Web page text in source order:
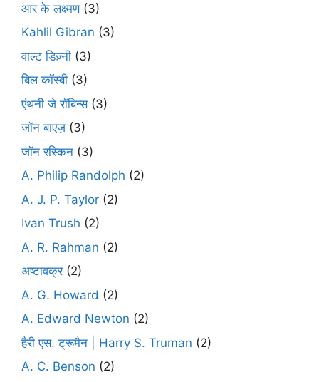
आर के लक्ष्मण(3)
Kahlil Gibran (3)
वाल्ट डिज़्नी (3)
बिल कॉस्बी (3)
एंथनी जे रॉबिन्स(3)
जॉन बाएज़ (3)
जॉन रस्किन (3)
A. Philip Randolph (2)
A. J. P. Taylor (2)
Ivan Trush (2)
A. R. Rahman (2)
अष्टावक्र(2)
A. G. Howard (2)
A. Edward Newton (2)
हैरी एस. ट्रूमैन | Harry S. Truman (2)
A. C. Benson (2)